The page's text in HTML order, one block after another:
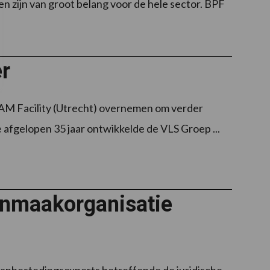
zijn van groot belang voor de hele sector. BPF
Facility (Utrecht) overnemen om verder
35 jaar ontwikkelde de VLS Groep ...